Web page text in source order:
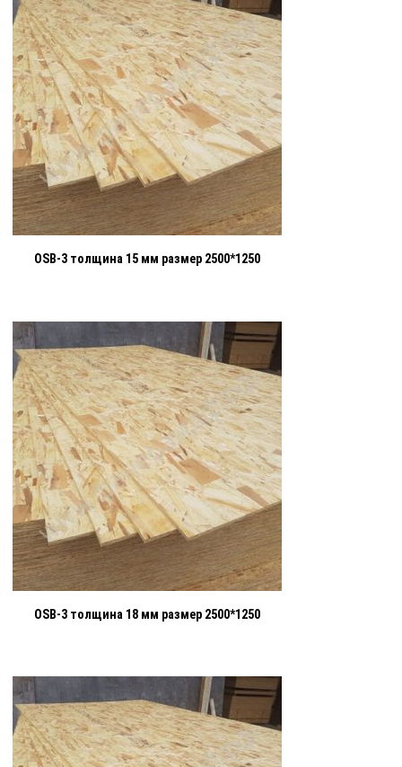
OSB-3 толщина 15 мм размер 2500*1250
OSB-3 толщина 18 мм размер 2500*1250